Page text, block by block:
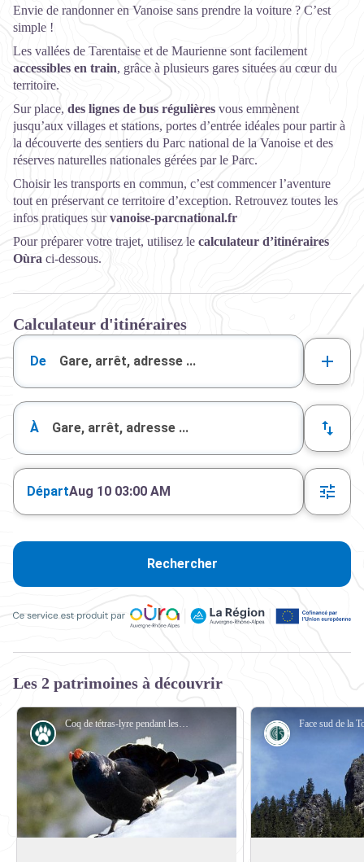
Envie de randonner en Vanoise sans prendre la voiture ? C’est
simple !
Les vallées de Tarentaise et de Maurienne sont facilement
accessibles en train, grâce à plusieurs gares situées au cœur du
territoire.
Sur place, des lignes de bus régulières vous emmènent
jusqu’aux villages et stations, portes d’entrée idéales pour partir à
la découverte des sentiers du Parc national de la Vanoise et des
réserves naturelles nationales gérées par le Parc.
Choisir les transports en commun, c’est commencer l’aventure
tout en préservant ce territoire d’exception. Retrouvez toutes les
infos pratiques survanoise-parcnational.fr
Pour préparer votre trajet, utilisez le calculateur d’itinéraires
Oùra ci-dessous.
Calculateur d'itinéraires
De
À
DépartAug 10 03:00 AM
Rechercher
Les 2 patrimoines à découvrir
Coq de tétras-lyre pendant les parades du printemps. - PNV - BENOIT Philippe
Faune Géologie